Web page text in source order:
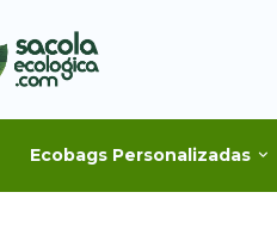
Ecobags Personalizadas